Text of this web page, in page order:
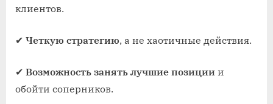
клиентов.
✔ Четкую стратегию, а не хаотичные действия.
✔ Возможность занять лучшие позиции и
обойти соперников.